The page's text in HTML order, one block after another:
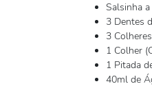
Salsinha
3 Dentes
3
1 Colher
1 Pitada
40ml de